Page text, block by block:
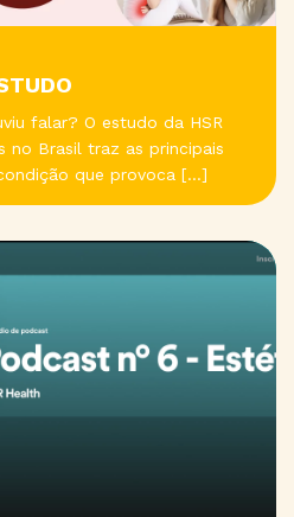
falar? O estudo da HSR
no Brasil traz as principais
que provoca […]